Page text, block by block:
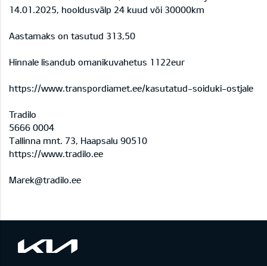
14.01.2025, hooldusvälp 24 kuud või 30000km
Aastamaks on tasutud 313,50
Hinnale lisandub omanikuvahetus 1122eur
https://www.transpordiamet.ee/kasutatud-soiduki-ostjale
Tradilo
5666 0004
Tallinna mnt. 73, Haapsalu 90510
https://www.tradilo.ee
Marek@tradilo.ee